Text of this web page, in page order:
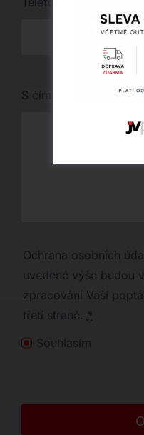
S čím vám můžeme
Ochrana osobních
uvedené výše budou
zpracování Vaší
třetí straně. *
Souhlasím